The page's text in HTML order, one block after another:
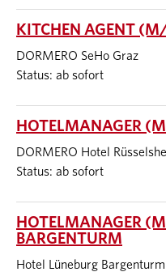
KITCHEN AGENT
DORMERO SeHo Graz
Status: ab sofort
HOTELMANAGER
DORMERO Hotel
Status: ab sofort
HOTELMANAGER
BARGENTURM
Hotel Lüneburg Bargenturm